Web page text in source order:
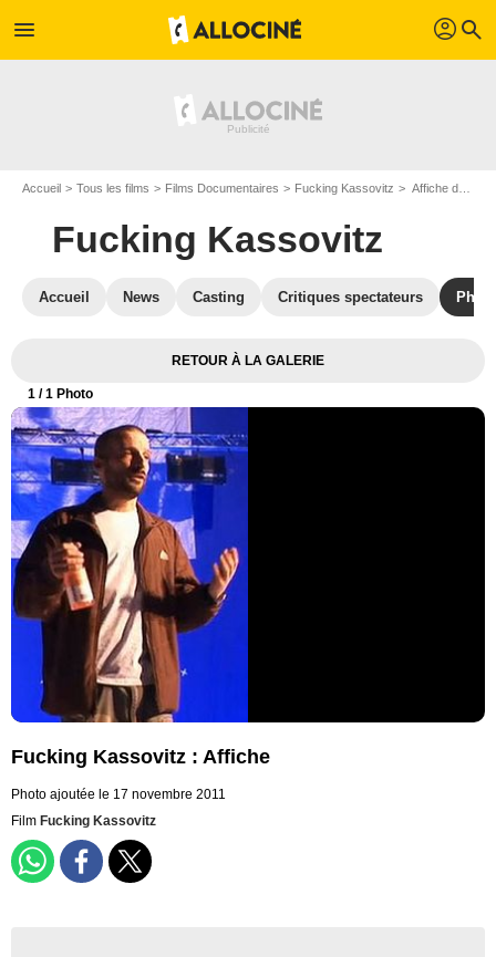
menu profil search
Accueil Tous les films Films Documentaires Fucking Kassovitz Affiche du film Fucking Kassovitz - Photo 1
Fucking Kassovitz
Accueil News Casting Critiques spectateurs
RETOUR À LA GALERIE
1 / 1 Photo
Fucking Kassovitz : Affiche
Photo ajoutée le 17 novembre 2011
Film Fucking Kassovitz